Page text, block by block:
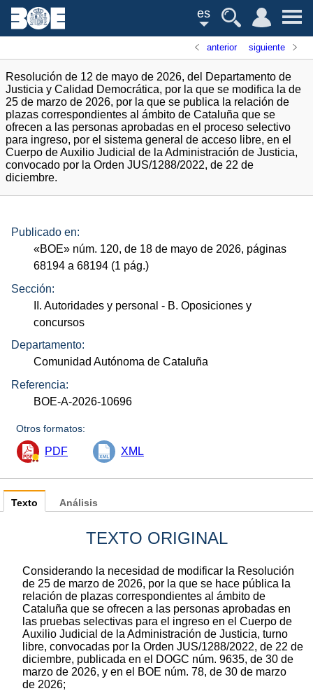
es
anterior siguiente
Resolución de 12 de mayo de 2026, del Departamento de
Justicia y Calidad Democrática, por la que se modifica la de
25 de marzo de 2026, por la que se publica la relación de
plazas correspondientes al ámbito de Cataluña que se
ofrecen a las personas aprobadas en el proceso selectivo
para ingreso, por el sistema general de acceso libre, en el
Cuerpo de Auxilio Judicial de la Administración de Justicia,
convocado por la Orden JUS/1288/2022, de 22 de
diciembre.
Publicado en:
«BOE» núm. 120, de 18 de mayo de 2026, páginas
68194 a 68194 (1 pág.)
Sección:
II. Autoridades y personal - B. Oposiciones y
concursos
Departamento:
Comunidad Autónoma de Cataluña
Referencia:
BOE-A-2026-10696
Otros formatos:
PDF XML
Texto
TEXTO ORIGINAL
Considerando la necesidad de modificar la Resolución
de 25 de marzo de 2026, por la que se hace pública la
relación de plazas correspondientes al ámbito de
Cataluña que se ofrecen a las personas aprobadas en
las pruebas selectivas para el ingreso en el Cuerpo de
Auxilio Judicial de la Administración de Justicia, turno
libre, convocadas por la Orden JUS/1288/2022, de 22 de
diciembre, publicada en el DOGC núm. 9635, de 30 de
marzo de 2026, y en el BOE núm. 78, de 30 de marzo
de 2026;
Análisis